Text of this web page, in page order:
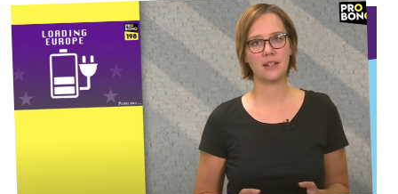
Datenschutz
Impressum